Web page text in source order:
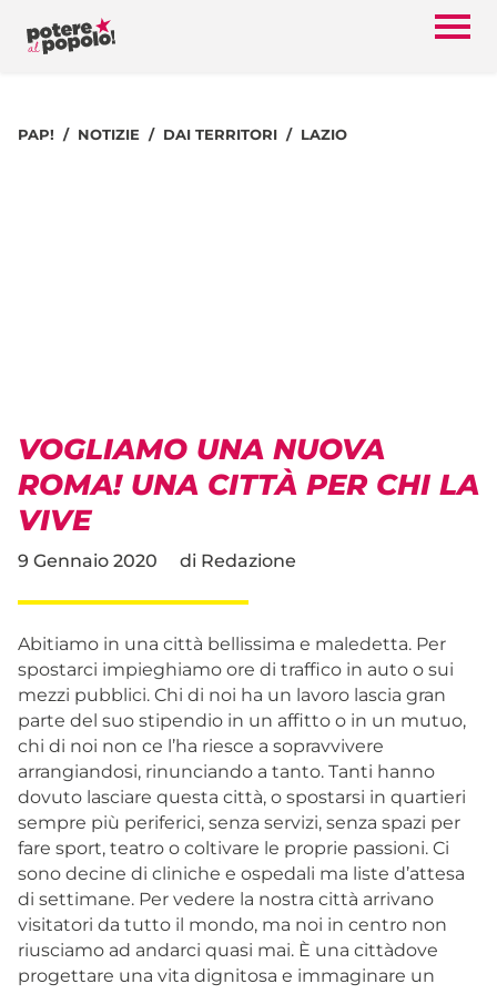
PAP! NOTIZIE DAI TERRITORI LAZIO
VOGLIAMO UNA NUOVA
ROMA! UNA CITTÀ PER CHI LA
VIVE
9 Gennaio 2020 di Redazione
Abitiamo in una città bellissima e maledetta. Per
spostarci impieghiamo ore di traffico in auto o sui
mezzi pubblici. Chi di noi ha un lavoro lascia gran
parte del suo stipendio in un affitto o in un mutuo,
chi di noi non ce l’ha riesce a sopravvivere
arrangiandosi, rinunciando a tanto. Tanti hanno
dovuto lasciare questa città, o spostarsi in quartieri
sempre più periferici, senza servizi, senza spazi per
fare sport, teatro o coltivare le proprie passioni. Ci
sono decine di cliniche e ospedali ma liste d’attesa
di settimane. Per vedere la nostra città arrivano
visitatori da tutto il mondo, ma noi in centro non
riusciamo ad andarci quasi mai. È una cittàdove
progettare una vita dignitosa e immaginare un